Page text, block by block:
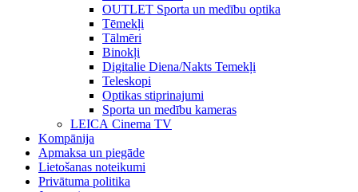
OUTLET Sporta un medību optika
Tēmekļi
Tālmēri
Binokļi
Digitalie Diena/Nakts Temekļi
Teleskopi
Optikas stiprinajumi
Sporta un medību kameras
LEICA Cinema TV
Kompānija
Apmaksa un piegāde
Lietošanas noteikumi
Privātuma politika